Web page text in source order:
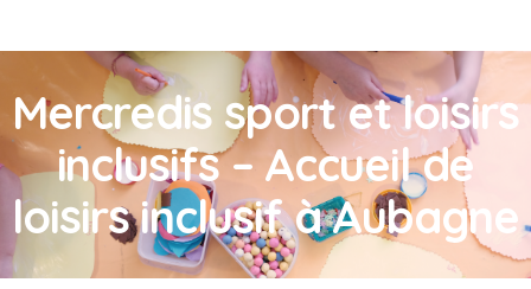
Mercredis sport et loisirs
inclusifs – Accueil de
loisirs inclusif à Aubagne